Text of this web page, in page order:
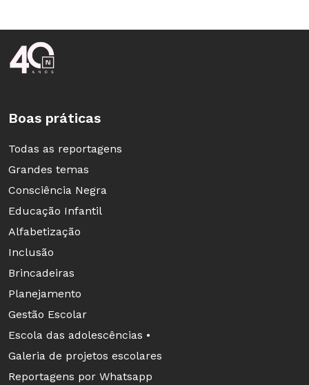
Rodapé da Nova Escola
Boas práticas
Todas as reportagens
Grandes temas
Consciência Negra
Educação Infantil
Alfabetização
Inclusão
Brincadeiras
Planejamento
Gestão Escolar
Escola das adolescências •
Galeria de projetos escolares
Reportagens por Whatsapp